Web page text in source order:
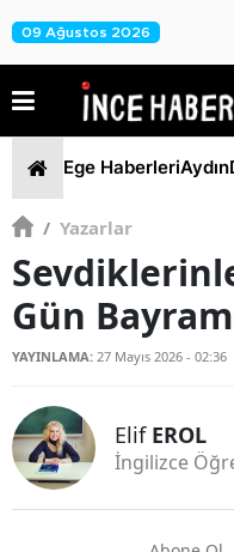
09 Ağustos 2026
Ege HaberleriAydın
/ Yazarlar
Gün
YAYINLAMA: 27 Mayıs 2026 - 02:36
Elif EROL
İngilizce